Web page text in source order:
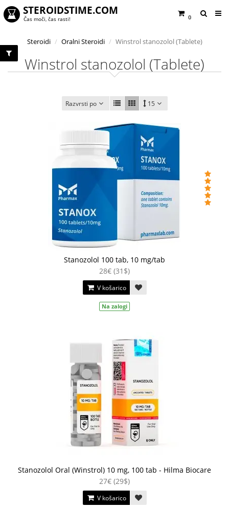
0
STEROIDSTIME.COM
Čas moči, čas rasti!
Steroidi Oralni Steroidi Winstrol stanozolol (Tablete)
Winstrol stanozolol (Tablete)
Razvrsti po 15
Stanozolol 100 tab, 10 mg/tab
28€ (31$)
V košarico
Na zalogi
Stanozolol Oral (Winstrol) 10 mg, 100 tab - Hilma Biocare
27€ (29$)
V košarico